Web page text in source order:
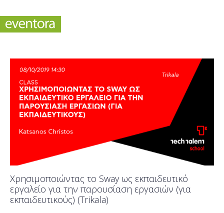
Χρησιμοποιώντας το Sway ως εκπαιδευτικό
εργαλείο για την παρουσίαση εργασιών (για
εκπαιδευτικούς) (Trikala)